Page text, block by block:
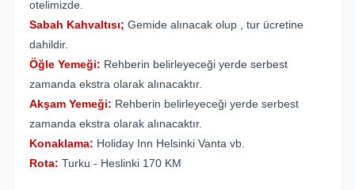
otelimizde.
Sabah Kahvaltısı; Gemide alınacak olup , tur ücretine
dahildir.
Öğle Yemeği: Rehberin belirleyeceği yerde serbest
zamanda ekstra olarak alınacaktır.
Akşam Yemeği: Rehberin belirleyeceği yerde serbest
zamanda ekstra olarak alınacaktır.
Konaklama: Holiday Inn Helsinki Vanta vb.
Rota: Turku - Heslinki 170 KM